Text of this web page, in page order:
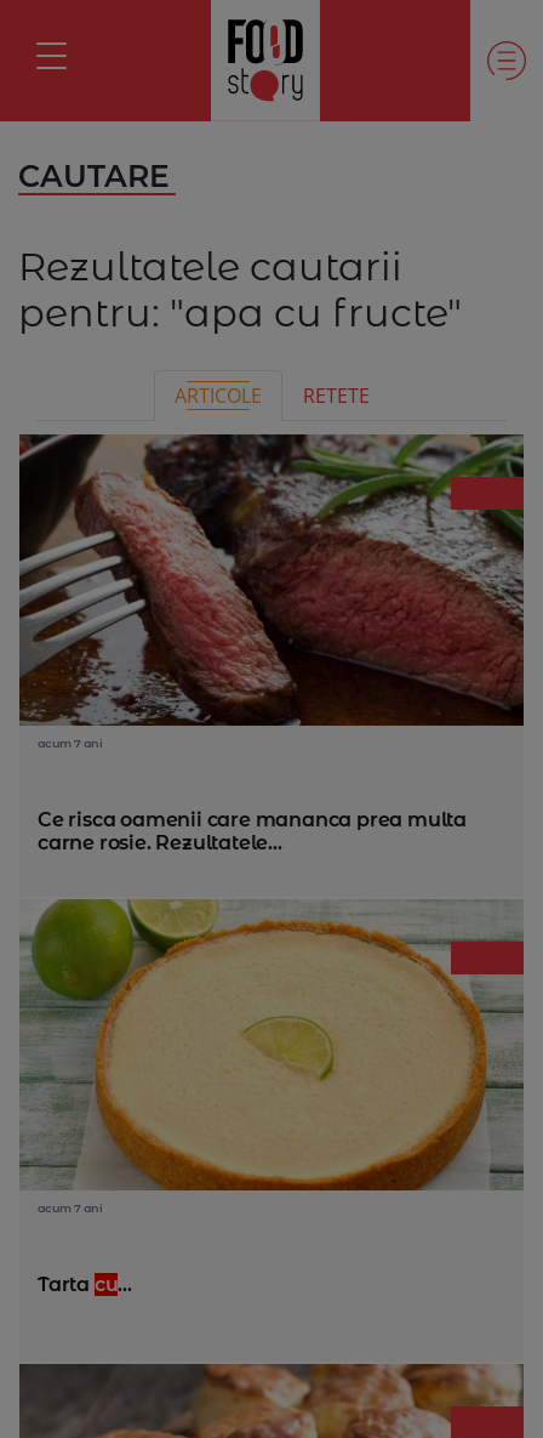
CAUTARE
Rezultatele cautarii
pentru: "apa cu fructe"
ARTICOLE RETETE
acum 7 ani
Ce risca oamenii care mananca prea multa
carne rosie. Rezultatele...
acum 7 ani
Tarta cu...